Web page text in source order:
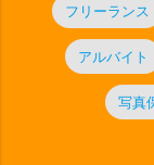
フリーランス
アルバイト
写真